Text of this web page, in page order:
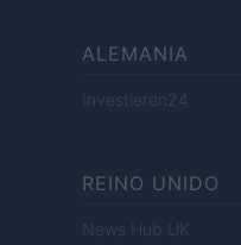
ALEMANIA
Investieren24
REINO UNIDO
News Hub UK